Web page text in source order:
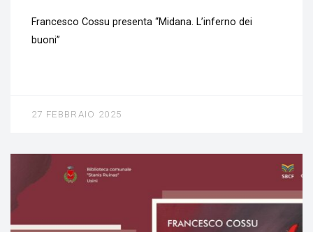
Francesco Cossu presenta “Midana. L’inferno dei
buoni”
27 FEBBRAIO 2025